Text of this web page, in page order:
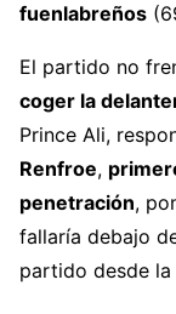
fuenlabreños
El partido no
coger la
Prince Ali,
Renfroe,
penetración,
fallaría debajo
partido desde